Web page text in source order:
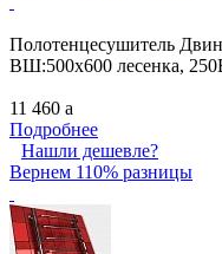
Полотенцесушитель
ВШ:500х600 лесенка,
11 460 a
Подробнее
Нашли дешевле?
Вернем 110% разницы